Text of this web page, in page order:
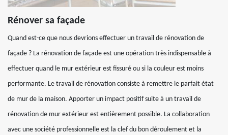
Rénover sa façade
Quand est-ce que nous devrions effectuer un travail de rénovation de
façade ? La rénovation de façade est une opération très indispensable à
effectuer quand le mur extérieur est fissuré ou si la couleur est moins
performante. Le travail de rénovation consiste à remettre le parfait état
de mur de la maison. Apporter un impact positif suite à un travail de
rénovation de mur extérieur est entièrement possible. La collaboration
avec une société professionnelle est la clef du bon déroulement et la